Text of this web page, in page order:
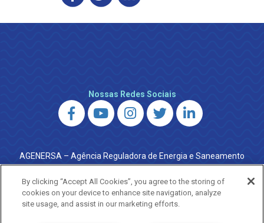
Nossas Redes Sociais
AGENERSA – Agência Reguladora de Energia e Saneamento
do Estado do Rio de Janeiro
0800 024 9040 · (21) 2332-6457 (WhatsApp) ·
ouvidoria@agenersa.rj.gov.br/ouvidoria.agenersa@gmail.com
·http://www.agenersa.rj.gov.br
By clicking “Accept All Cookies”, you agree to the storing of
cookies on your device to enhance site navigation, analyze
site usage, and assist in our marketing efforts.